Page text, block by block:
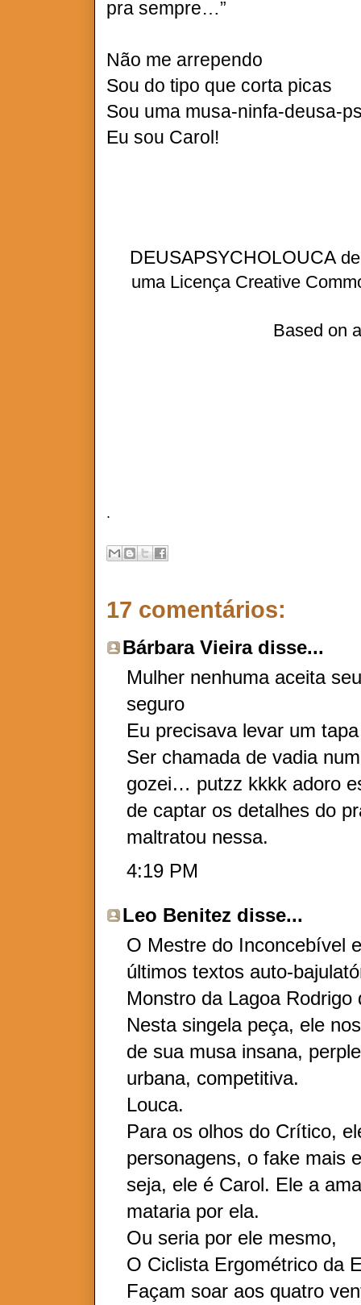
pra sempre…”
Não me arrependo
Sou do tipo que corta picas
Sou uma musa-ninfa-deusa-
Eu sou Carol!
DEUSAPSYCHOLOUCA
uma Licença Creative
Based on
.
17 comentários:
Bárbara Vieiradisse...
Mulher nenhuma aceita
seguro
Eu precisava levar um
Ser chamada de vadia
gozei… putzz kkkk adoro
de captar os detalhes do
maltratou nessa.
4:19 PM
Leo Benitez disse...
O Mestre do Inconcebível
últimos textos auto-
Monstro da Lagoa Rodrigo
Nesta singela peça, ele
de sua musa insana,
urbana, competitiva.
Louca.
Para os olhos do Crítico,
personagens, o fake mais
seja, ele é Carol. Ele a
mataria por ela.
Ou seria por ele mesmo,
O Ciclista Ergométrico da
Façam soar aos quatro